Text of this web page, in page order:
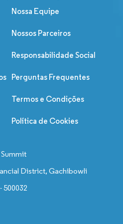
Nossa Equipe
Nossos Parceiros
Responsabilidade Social
Perguntas Frequentes
Termos e Condições
Política de Cookies
District, Gachibowli
500032